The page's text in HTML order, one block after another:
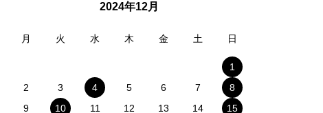
2024年12月
月 火 水 木 金 土 日
1
2
3 4 5 6 7
8
9
10 11 12 13 14 15